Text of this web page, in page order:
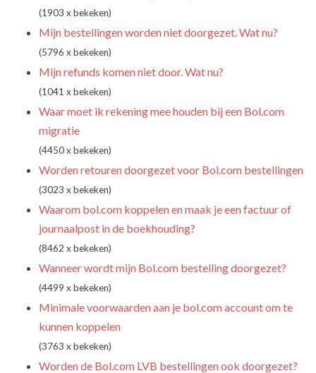
(1903 x bekeken)
Mijn bestellingen worden niet doorgezet. Wat nu?
(5796 x bekeken)
Mijn refunds komen niet door. Wat nu?
(1041 x bekeken)
Waar moet ik rekening mee houden bij een Bol.com
migratie
(4450 x bekeken)
Worden retouren doorgezet voor Bol.com bestellingen
(3023 x bekeken)
Waarom bol.com koppelen en maak je een factuur of
journaalpost in de boekhouding?
(8462 x bekeken)
Wanneer wordt mijn Bol.com bestelling doorgezet?
(4499 x bekeken)
Minimale voorwaarden aan je bol.com account om te
kunnen koppelen
(3763 x bekeken)
Worden de Bol.com LVB bestellingen ook doorgezet?